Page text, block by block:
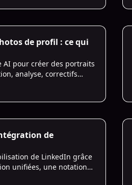
de profil : ce qui
AI pour créer des portraits
analyse, correctifs
inconvénients pour
de
de LinkedIn grâce
unifiées, une notation
et des messages